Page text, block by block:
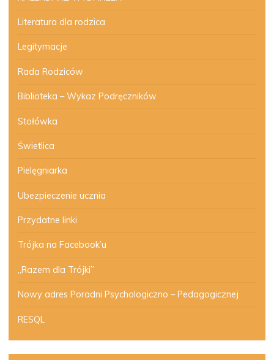
Literatura dla rodzica
Legitymacje
Rada Rodziców
Biblioteka – Wykaz Podręczników
Stołówka
Świetlica
Pielęgniarka
Ubezpieczenie ucznia
Przydatne linki
Trójka na Facebook’u
„Razem dla Trójki”
Nowy adres Poradni Psychologiczno – Pedagogicznej
RESQL